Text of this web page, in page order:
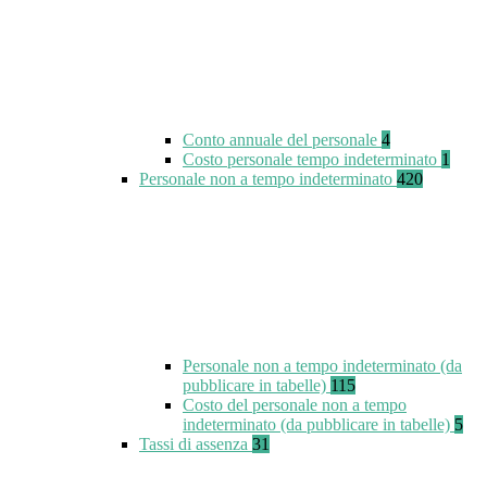
Conto annuale del personale 4
Costo personale tempo indeterminato 1
Personale non a tempo indeterminato 420
Personale non a tempo indeterminato (da
pubblicare in tabelle) 115
Costo del personale non a tempo
indeterminato (da pubblicare in tabelle) 5
Tassi di assenza 31